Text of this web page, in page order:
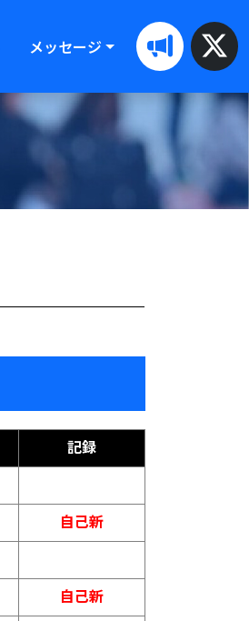
メッセージ
記録
自己新
自己新